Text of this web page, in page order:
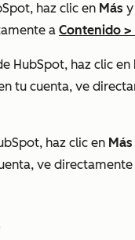
haz clic en Más
a Contenido >
HubSpot, haz clic en
tu cuenta, ve
haz clic en Más
ve directamente